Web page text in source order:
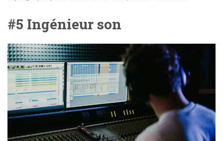
#5 Ingénieur son